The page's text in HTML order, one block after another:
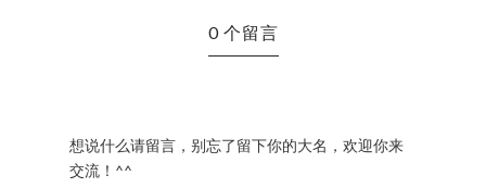
0 个留言
想说什么请留言，别忘了留下你的大名，欢迎你来
交流！^^